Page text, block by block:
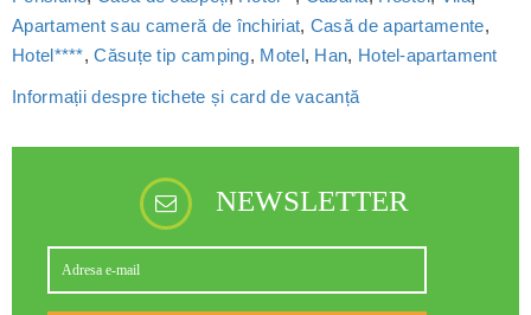
Apartament sau cameră de închiriat, Casă de apartamente,
Hotel****,Căsuțe tip camping, Motel, Han, Hotel-apartament
Informații despre tichete și card de vacanță
NEWSLETTER